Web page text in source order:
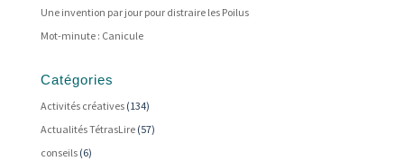
Une invention par jour pour distraire les Poilus
Mot-minute : Canicule
Catégories
Activités créatives(134)
Actualités TétrasLire(57)
conseils(6)